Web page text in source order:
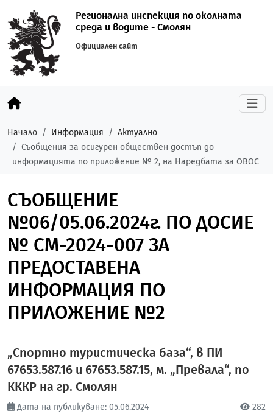
Регионална инспекция по околната
среда и водите - Смолян
Официален сайт
Начало Информация
Актуално
Съобщения за осигурен обществен достъп до
информацията по приложение № 2, на Наредбата за ОВОС
СЪОБЩЕНИЕ
№06/05.06.2024г. ПО ДОСИЕ
№ CM-2024-007 ЗА
ПРЕДОСТАВЕНА
ИНФОРМАЦИЯ ПО
ПРИЛОЖЕНИЕ №2
„Спортно туристическа база“, в ПИ
67653.587.16 и 67653.587.15, м. „Превала“, по
КККР на гр. Смолян
Дата на публикуване: 05.06.2024 282